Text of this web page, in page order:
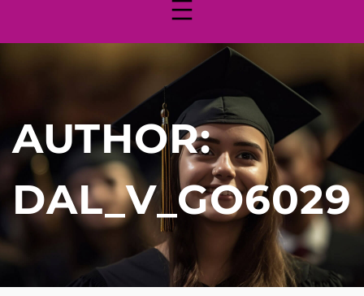
AUTHOR:
DAL_V_GO6029